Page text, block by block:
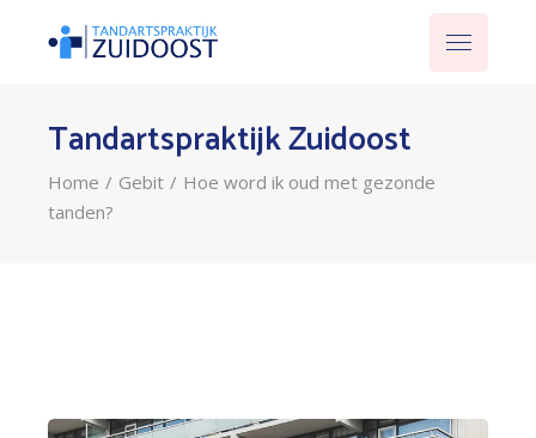
Tandartspraktijk Zuidoost
Home Gebit
Hoe word ik oud met gezonde
tanden?